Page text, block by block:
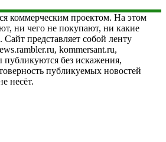
коммерческим проектом. На этом
ни чего не покупают, ни какие
представляет собой ленту
kommersant.ru,
без искажения,
публикуемых новостей
несёт.